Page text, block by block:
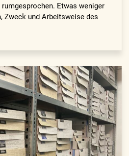
Etwas weniger
Zweck und Arbeitsweise des